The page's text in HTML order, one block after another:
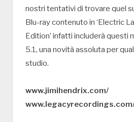
nostri tentativi di trovare quel
Blu-ray contenuto in ‘Electric
Edition’ infatti includerà questi
5.1, una novità assoluta per
studio.
www.jimihendrix.com/